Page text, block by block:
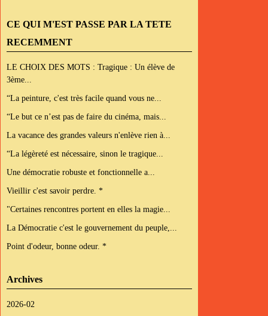
CE QUI M'EST PASSE PAR LA TETE
RECEMMENT
LE CHOIX DES MOTS : Tragique : Un élève de
3ème...
“La peinture, c'est très facile quand vous ne...
“Le but ce n’est pas de faire du cinéma, mais...
La vacance des grandes valeurs n'enlève rien à...
“La légèreté est nécessaire, sinon le tragique...
Une démocratie robuste et fonctionnelle a...
Vieillir c'est savoir perdre. *
"Certaines rencontres portent en elles la magie...
La Démocratie c'est le gouvernement du peuple,...
Point d'odeur, bonne odeur. *
Archives
2026-02